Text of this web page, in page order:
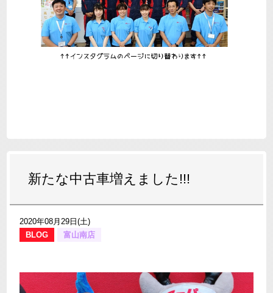
新たな中古車増えました!!!
2020年08月29日(土)
BLOG
富山南店